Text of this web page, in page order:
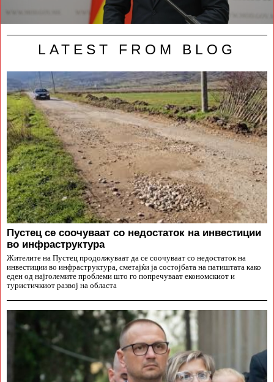
LATEST FROM BLOG
Пустец се соочуваат со недостаток на инвестиции
во инфраструктура
Жителите на Пустец продолжуваат да се соочуваат со недостаток на
инвестиции во инфраструктура, сметајќи ја состојбата на патиштата како
еден од најголемите проблеми што го попречуваат економскиот и
туристичкиот развој на областа